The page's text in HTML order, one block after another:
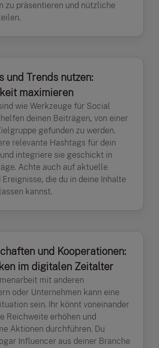
zu präsentieren und nützliche
und Trends nutzen:
maximieren
wie Werkzeuge für Social
deinen Beiträgen, von einer
gefunden zu werden.
relevante Hashtags für dein
integriere sie geschickt in
Achte auch auf aktuelle
Ereignisse, die du in deine Inhalte
kannst.
und Kooperationen:
im digitalen Zeitalter
mit anderen
oder Unternehmen kann eine
sein. Ihr könnt voneinander
Reichweite erhöhen und
Aktionen durchführen. Du
Influencer aus deiner Branche